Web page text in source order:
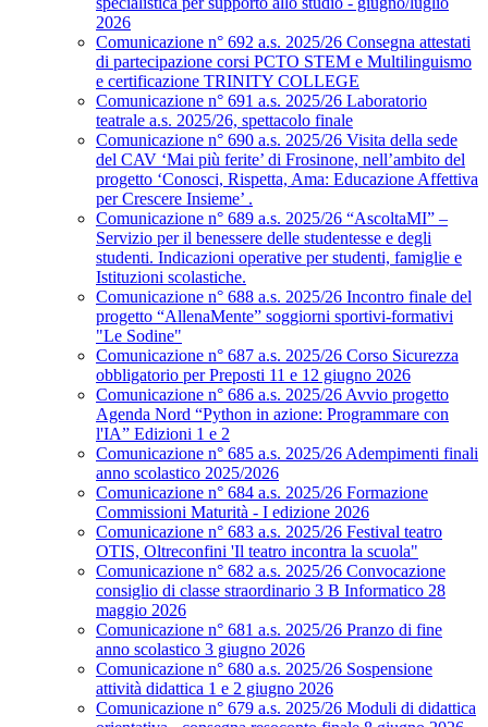
2026
Comunicazione n° 692 a.s. 2025/26 Consegna attestati
di partecipazione corsi PCTO STEM e Multilinguismo
e certificazione TRINITY COLLEGE
Comunicazione n° 691 a.s. 2025/26 Laboratorio
teatrale a.s. 2025/26, spettacolo finale
Comunicazione n° 690 a.s. 2025/26 Visita della sede
del CAV ‘Mai più ferite’ di Frosinone, nell’ambito del
progetto ‘Conosci, Rispetta, Ama: Educazione Affettiva
per Crescere Insieme’ .
Comunicazione n° 689 a.s. 2025/26 “AscoltaMI” –
Servizio per il benessere delle studentesse e degli
studenti. Indicazioni operative per studenti, famiglie e
Istituzioni scolastiche.
Comunicazione n° 688 a.s. 2025/26 Incontro finale del
progetto “AllenaMente” soggiorni sportivi‑formativi
"Le Sodine"
Comunicazione n° 687 a.s. 2025/26 Corso Sicurezza
obbligatorio per Preposti 11 e 12 giugno 2026
Comunicazione n° 686 a.s. 2025/26 Avvio progetto
Agenda Nord “Python in azione: Programmare con
l'IA” Edizioni 1 e 2
Comunicazione n° 685 a.s. 2025/26 Adempimenti finali
anno scolastico 2025/2026
Comunicazione n° 684 a.s. 2025/26 Formazione
Commissioni Maturità - I edizione 2026
Comunicazione n° 683 a.s. 2025/26 Festival teatro
OTIS, Oltreconfini 'Il teatro incontra la scuola"
Comunicazione n° 682 a.s. 2025/26 Convocazione
consiglio di classe straordinario 3 B Informatico 28
maggio 2026
Comunicazione n° 681 a.s. 2025/26 Pranzo di fine
anno scolastico 3 giugno 2026
Comunicazione n° 680 a.s. 2025/26 Sospensione
attività didattica 1 e 2 giugno 2026
Comunicazione n° 679 a.s. 2025/26 Moduli di didattica